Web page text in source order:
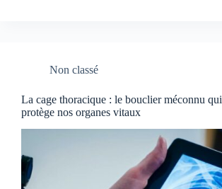
Non classé
La cage thoracique : le bouclier méconnu qui
protège nos organes vitaux